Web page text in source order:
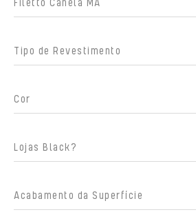
Tipo de Revestimento
Cor
Lojas Black?
Acabamento da Superfície